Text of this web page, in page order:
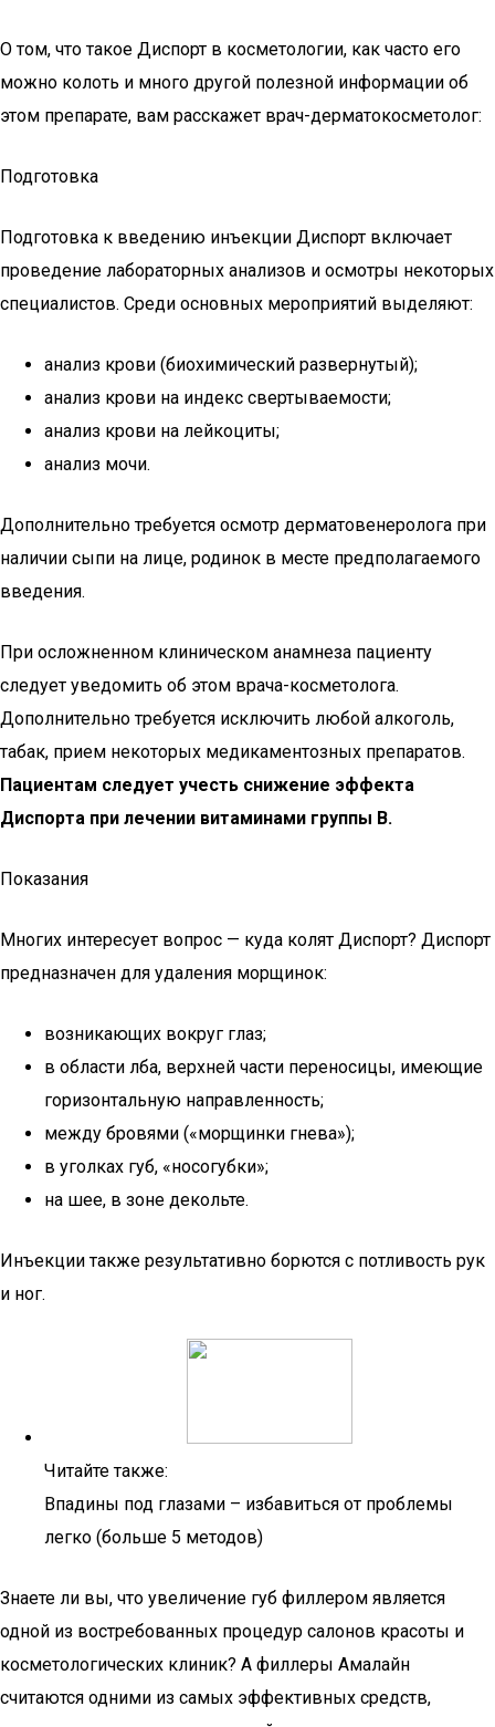
О том, что такое Диспорт в косметологии, как часто его
можно колоть и много другой полезной информации об
этом препарате, вам расскажет врач-дерматокосметолог:
Подготовка
Подготовка к введению инъекции Диспорт включает
проведение лабораторных анализов и осмотры некоторых
специалистов. Среди основных мероприятий выделяют:
анализ крови (биохимический развернутый);
анализ крови на индекс свертываемости;
анализ крови на лейкоциты;
анализ мочи.
Дополнительно требуется осмотр дерматовенеролога при
наличии сыпи на лице, родинок в месте предполагаемого
введения.
При осложненном клиническом анамнеза пациенту
следует уведомить об этом врача-косметолога.
Дополнительно требуется исключить любой алкоголь,
табак, прием некоторых медикаментозных препаратов.
Пациентам следует учесть снижение эффекта
Диспорта при лечении витаминами группы B.
Показания
Многих интересует вопрос — куда колят Диспорт? Диспорт
предназначен для удаления морщинок:
возникающих вокруг глаз;
в области лба, верхней части переносицы, имеющие
горизонтальную направленность;
между бровями («морщинки гнева»);
в уголках губ, «носогубки»;
на шее, в зоне декольте.
Инъекции также результативно борются с потливость рук
и ног.
Читайте также:
Впадины под глазами – избавиться от проблемы
легко (больше 5 методов)
Знаете ли вы, что увеличение губ филлером является
одной из востребованных процедур салонов красоты и
косметологических клиник? А филлеры Амалайн
считаются одними из самых эффективных средств,